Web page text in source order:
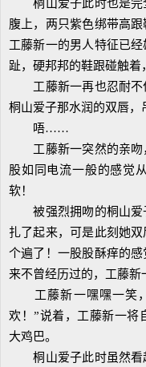
桐山爱子此时也是完
腹上，两只紫色绑带高
工藤新一的男人特征已
趾，硬邦邦的鞋跟碰触着
工藤新一再也忍耐不
桐山爱子那水润的双唇，
唔……
工藤新一突然的亲吻
股如同电流一般的感觉
软！
被强烈拥吻的桐山爱
扎了起来，可是此刻她
个遍了！一股股酥痒的
来不曾经历过的，工藤新
工藤新一嘿嘿一笑，
欢！”说着，工藤新一将
大鸡巴。
桐山爱子此时虽然看